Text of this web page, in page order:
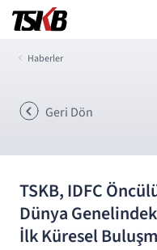
Haberler
Geri Dön
TSKB, IDFC
Dünya
İlk Küresel